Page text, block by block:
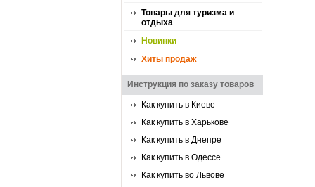
Товары для туризма и
отдыха
Новинки
Хиты продаж
Инструкция по заказу товаров
Как купить в Киеве
Как купить в Харькове
Как купить в Днепре
Как купить в Одессе
Как купить во Львове